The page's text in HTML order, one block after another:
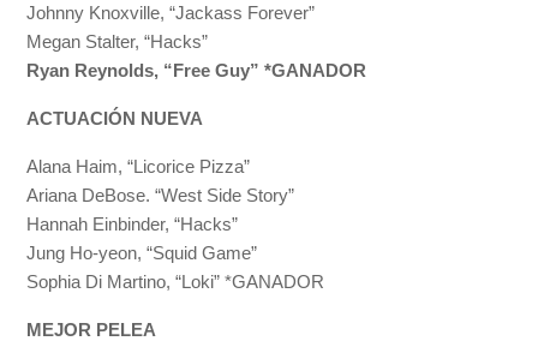
Johnny Knoxville, “Jackass Forever”
Megan Stalter, “Hacks”
Ryan Reynolds, “Free Guy” *GANADOR
ACTUACIÓN NUEVA
Alana Haim, “Licorice Pizza”
Ariana DeBose. “West Side Story”
Hannah Einbinder, “Hacks”
Jung Ho-yeon, “Squid Game”
Sophia Di Martino, “Loki” *GANADOR
MEJOR PELEA